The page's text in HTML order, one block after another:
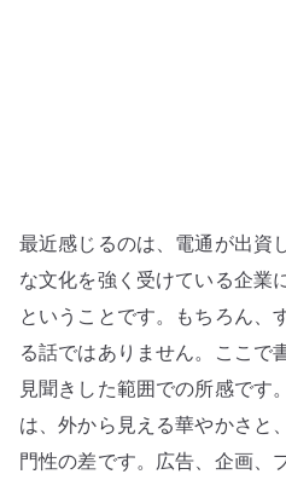
外
注
依
存
内
製
文
最近感じるのは、電通が出資
な文化を強く受けている企業
ということです。もちろん、
る話ではありません。ここで
見聞きした範囲での所感です
は、外から見える華やかさと
門性の差です。広告、企画、